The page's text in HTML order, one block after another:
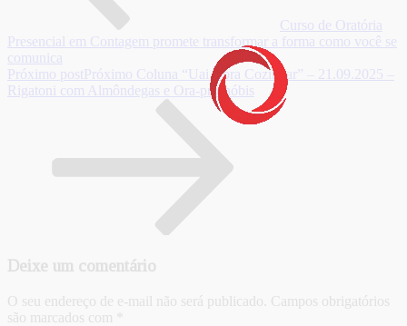
Curso de Oratória
Presencial em Contagem promete transformar a forma como você se
comunica
Próximo post Próximo Coluna “Uai Bora Cozinhar” – 21.09.2025 –
Rigatoni com Almôndegas e Ora-pro-nóbis
Deixe um comentário
O seu endereço de e-mail não será publicado. Campos obrigatórios
são marcados com